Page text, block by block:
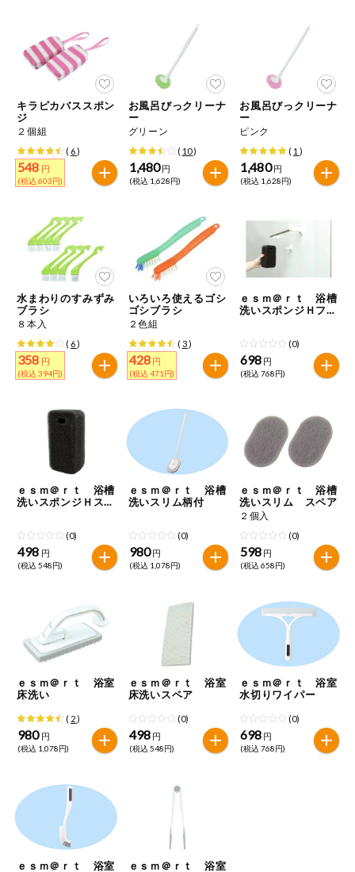
PC版サイトを表示
テキスト注文サイトを表示
お問い合わせ
衣料品
ペット
先着限定企画
スマート・ワ
ン注文
今週のお買い
コープ商品
今週の新登場
トク
複数注文でお
トク
ポイントがも
らえる！
お弁当用商品
ミールキット
組合員さんの
リクエスト
け
ベビー・キッ
サプリメン
ト・栄養補助
食品
キラピカバススポン
ジ
２個組
( 6)
548 円
(税込 603円)
お風呂びっクリーナ
ー
グリーン
( 10)
1,480 円
(税込 1,628円)
お風呂びっクリーナ
ー
ピンク
( 1 )
1,480 円
(税込 1,628円)
水まわりのすみずみ
ブラシ
８本入
( 6)
358 円
(税込 394円)
いろいろ使えるゴシ
ゴシブラシ
２色組
( 3)
428 円
(税込 471円)
ｅｓｍ＠ｒｔ 浴槽
洗いスポンジＨフッ
(0)
698 円
(税込 768円)
ｅｓｍ＠ｒｔ 浴槽
洗いスポンジＨスペ
(0)
498 円
(税込 548円)
ｅｓｍ＠ｒｔ 浴槽
洗いスリム柄付
(0)
980 円
(税込 1,078円)
ｅｓｍ＠ｒｔ 浴槽
洗いスリム スペア
２個入
(0)
598 円
(税込 658円)
ｅｓｍ＠ｒｔ 浴室
床洗い
( 2)
980 円
(税込 1,078円)
ｅｓｍ＠ｒｔ 浴室
床洗いスペア
(0)
498 円
(税込 548円)
ｅｓｍ＠ｒｔ 浴室
水切りワイパー
(0)
698 円
(税込 768円)
ｅｓｍ＠ｒｔ 浴室
ｅｓｍ＠ｒｔ 浴室